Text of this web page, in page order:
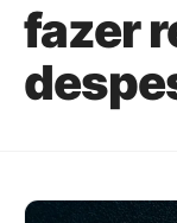
conteúdo
fazer